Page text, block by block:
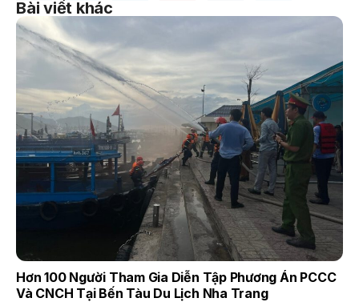
Bài viết khác
Hơn 100 Người Tham Gia Diễn Tập Phương Án PCCC
Và CNCH Tại Bến Tàu Du Lịch Nha Trang